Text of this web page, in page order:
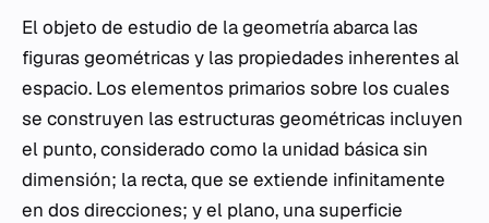
El objeto de estudio de la geometría abarca las
figuras geométricas y las propiedades inherentes al
espacio. Los elementos primarios sobre los cuales
se construyen las estructuras geométricas incluyen
el punto, considerado como la unidad básica sin
dimensión; la recta, que se extiende infinitamente
en dos direcciones; y el plano, una superficie